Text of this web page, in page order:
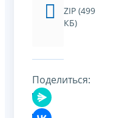
ZIP (499
КБ)
Поделиться: